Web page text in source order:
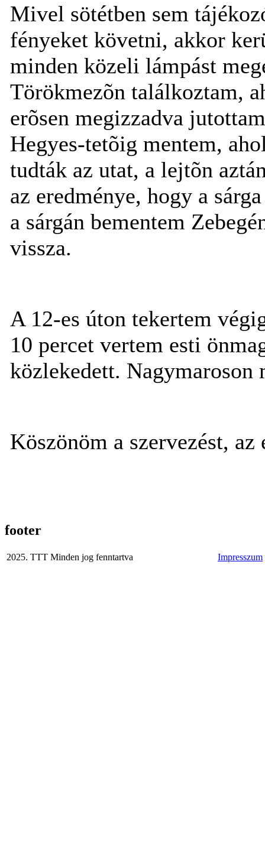
Mivel sötétben sem
fényeket követni, akkor
minden közeli lámpást
Törökmezõn találkoztam,
erõsen megizzadva
Hegyes-tetõig mentem,
tudták az utat, a lejtõn
az eredménye, hogy a
a sárgán bementem
vissza.
A 12-es úton tekertem
10 percet vertem esti
közlekedett. Nagymaroson
Köszönöm a szervezést, az
footer
2025. TTT Minden jog fenntartva Impresszum